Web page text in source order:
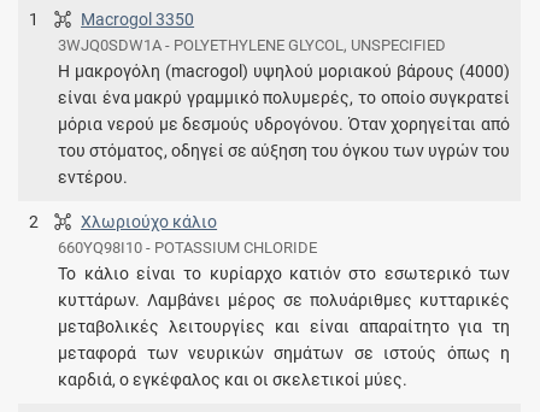
1 Macrogol 3350
3WJQ0SDW1A - POLYETHYLENE GLYCOL, UNSPECIFIED
Η μακρογόλη (macrogol) υψηλού μοριακού βάρους (4000)
είναι ένα μακρύ γραμμικό πολυμερές, το οποίο συγκρατεί
μόρια νερού με δεσμούς υδρογόνου. Όταν χορηγείται από
του στόματος, οδηγεί σε αύξηση του όγκου των υγρών του
εντέρου.
2 Χλωριούχο κάλιο
660YQ98I10 - POTASSIUM CHLORIDE
To κάλιο είναι το κυρίαρχο κατιόν στο εσωτερικό των
κυττάρων. Λαμβάνει μέρος σε πολυάριθμες κυτταρικές
μεταβολικές λειτουργίες και είναι απαραίτητο για τη
μεταφορά των νευρικών σημάτων σε ιστούς όπως η
καρδιά, ο εγκέφαλος και οι σκελετικοί μύες.